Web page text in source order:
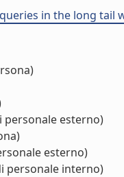
in the long tail
personale esterno)
esterno)
personale interno)